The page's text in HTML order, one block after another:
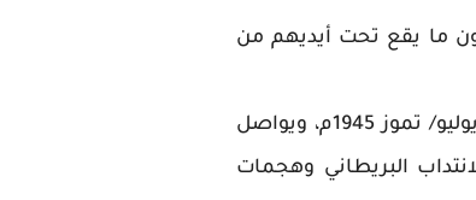
ما يقع تحت أيديهم من
تمر الأشهر ويتزوج الشاب موسى من صاحبة النصيب "آمنة أحمد حسين سالم" ، ابنة قرية "الجية" في يوليو/ تموز 1945م، ويواصل
البريطاني وهجمات